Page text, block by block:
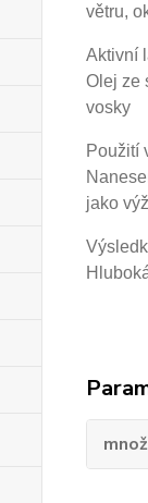
větru,
Aktivní
Olej ze
vosky
Použití
jako